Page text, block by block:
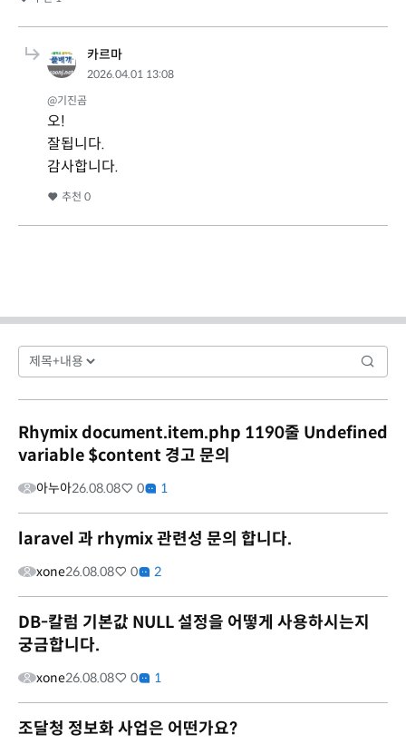
카르마
2026.04.01 13:08
@기진곰
오!
잘됩니다.
감사합니다.
추천 0
Rhymix document.item.php 1190줄 Undefined
variable $content 경고 문의
아누아26.08.08 0 1
laravel 과 rhymix 관련성 문의 합니다.
xone26.08.08 0 2
DB-칼럼 기본값 NULL 설정을 어떻게 사용하시는지
궁금합니다.
xone26.08.08 0 1
조달청 정보화 사업은 어떤가요?